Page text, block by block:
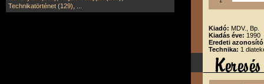
Technikatörténet (129),
Kiadó: MDV., Bp.
Kiadás éve: 1990
Eredeti
Technika: 1